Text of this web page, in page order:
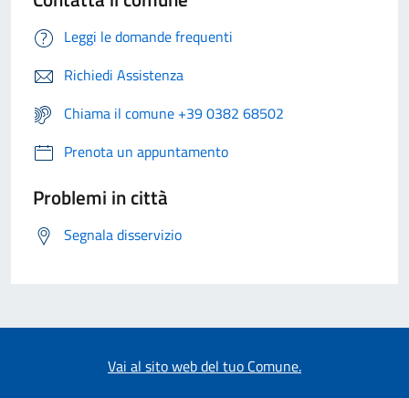
Leggi le domande frequenti
Richiedi Assistenza
Chiama il comune +39 0382 68502
Prenota un appuntamento
Problemi in città
Segnala disservizio
Vai al sito web del tuo Comune.